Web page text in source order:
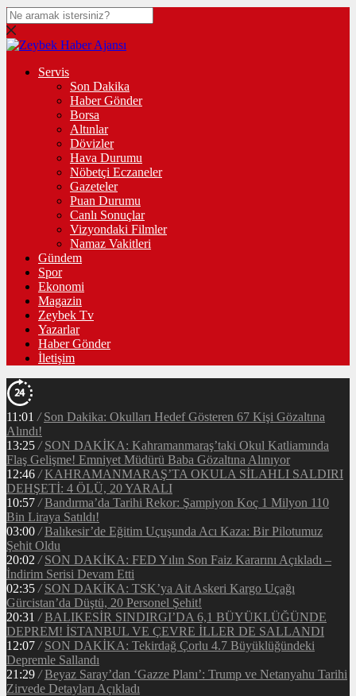
Servis
Son Dakika
Haber Gönder
Borsa
Altınlar
Dövizler
Hava Durumu
Nöbetçi Eczaneler
Gazeteler
Puan Durumu
Canlı Sonuçlar
Vizyondaki Filmler
Namaz Vakitleri
Gündem
Spor
Ekonomi
Magazin
Zeybek Tv
Yazarlar
Haber Gönder
İletişim
11:01 / Son Dakika: Okulları Hedef Gösteren 67 Kişi Gözaltına
Alındı!
13:25 / SON DAKİKA: Kahramanmaraş’taki Okul Katliamında
Flaş Gelişme! Emniyet Müdürü Baba Gözaltına Alınıyor
12:46 / KAHRAMANMARAŞ’TA OKULA SİLAHLI SALDIRI
DEHŞETİ: 4 ÖLÜ, 20 YARALI
10:57 / Bandırma’da Tarihi Rekor: Şampiyon Koç 1 Milyon 110
Bin Liraya Satıldı!
03:00 / Balıkesir’de Eğitim Uçuşunda Acı Kaza: Bir Pilotumuz
Şehit Oldu
20:02 / SON DAKİKA: FED Yılın Son Faiz Kararını Açıkladı –
İndirim Serisi Devam Etti
02:35 / SON DAKİKA: TSK’ya Ait Askeri Kargo Uçağı
Gürcistan’da Düştü, 20 Personel Şehit!
20:31 / BALIKESİR SINDIRGI’DA 6,1 BÜYÜKLÜĞÜNDE
DEPREM! İSTANBUL VE ÇEVRE İLLER DE SALLANDI
12:07 / SON DAKİKA: Tekirdağ Çorlu 4.7 Büyüklüğündeki
Depremle Sallandı
21:29 / Beyaz Saray’dan ‘Gazze Planı’: Trump ve Netanyahu Tarihi
Zirvede Detayları Açıkladı